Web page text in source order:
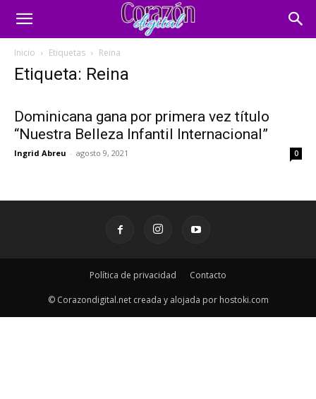
Inicio Etiquetas Reina
Etiqueta: Reina
Dominicana gana por primera vez título
“Nuestra Belleza Infantil Internacional”
Ingrid Abreu - agosto 9, 2021 0
Política de privacidad Contacto
© Corazondigital.net creada y alojada por hostoki.com